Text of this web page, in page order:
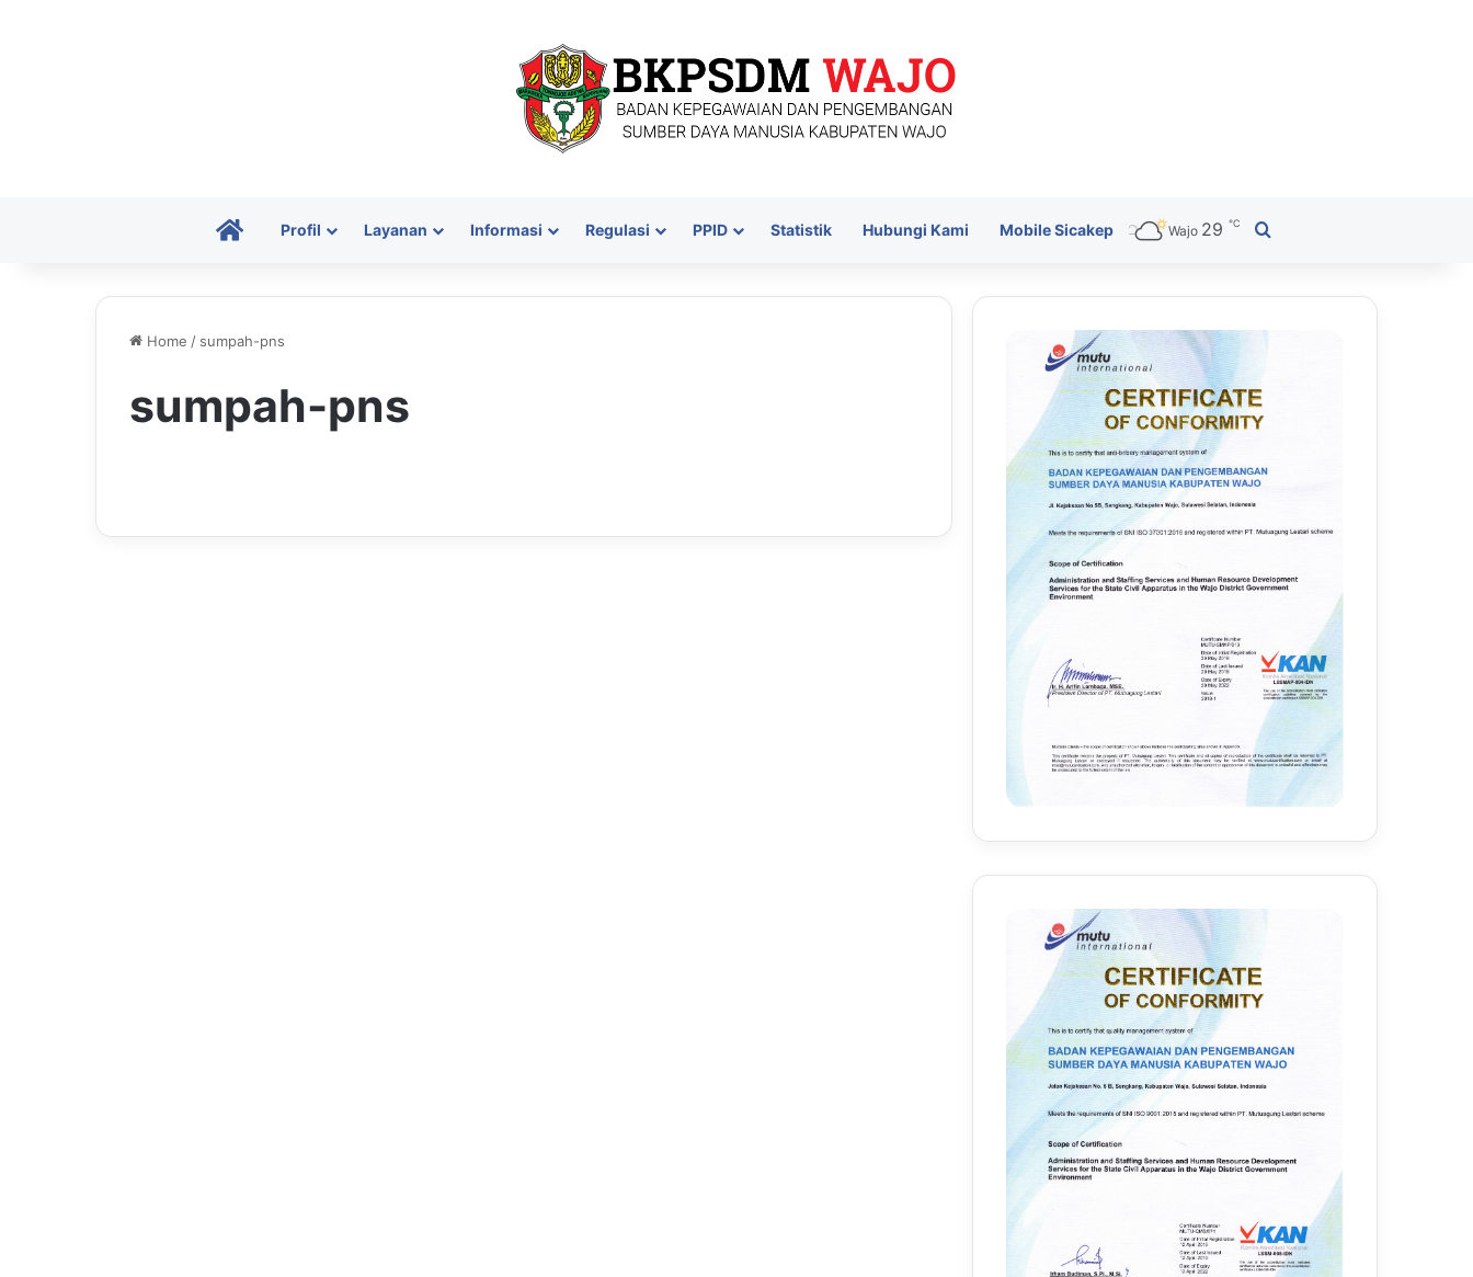
HomePage
Profil Layanan Informasi Regulasi PPID Statistik Hubungi Kami Mobile Sicakep Wajo 29 ℃ Search for
Home / sumpah-pns
sumpah-pns